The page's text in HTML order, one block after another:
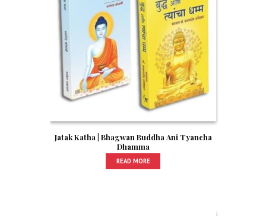
Jatak Katha | Bhagwan Buddha Ani Tyancha
Dhamma
READ MORE